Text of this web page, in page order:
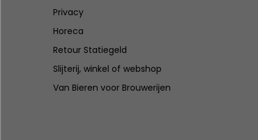
Privacy
Horeca
Retour Statiegeld
Slijterij, winkel of webshop
Van Bieren voor Brouwerijen